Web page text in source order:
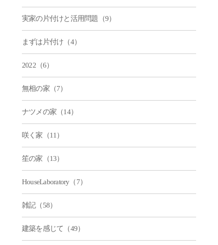
実家の片付けと活用問題（9）
まずは片付け（4）
2022（6）
無相の家（7）
ナツメの家（14）
咲く家（11）
笙の家（13）
HouseLaboratory（7）
雑記（58）
建築を感じて（49）